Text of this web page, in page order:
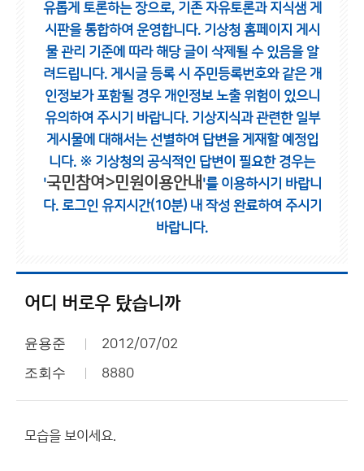
유롭게 토론하는 장으로, 기존 자유토론과 지식샘 게
시판을 통합하여 운영합니다. 기상청 홈페이지 게시
물 관리 기준에 따라 해당 글이 삭제될 수 있음을 알
려드립니다. 게시글 등록 시 주민등록번호와 같은 개
인정보가 포함될 경우 개인정보 노출 위험이 있으니
유의하여 주시기 바랍니다. 기상지식과 관련한 일부
게시물에 대해서는 선별하여 답변을 게재할 예정입
니다. ※ 기상청의 공식적인 답변이 필요한 경우는
'국민참여>민원이용안내 '를 이용하시기 바랍니
다. 로그인 유지시간(10분) 내 작성 완료하여 주시기
바랍니다.
어디 버로우 탔습니까
윤용준 2012/07/02
조회수 8880
모습을 보이세요.